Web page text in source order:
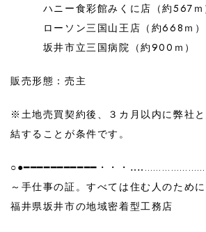
ハニー食彩館みくに店（約567ｍ
ローソン三国山王店（約668ｍ）
坂井市立三国病院（約900ｍ）
販売形態：売主
※土地売買契約後、３カ月以内に弊社
結することが条件です。
○●━━━━━━━━━━━・・・
～手仕事の証。すべては住む人のために
福井県坂井市の地域密着型工務店